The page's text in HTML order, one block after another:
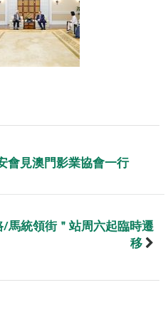
會見澳門影業協會一行
/馬統領街＂站周六起臨時遷
移